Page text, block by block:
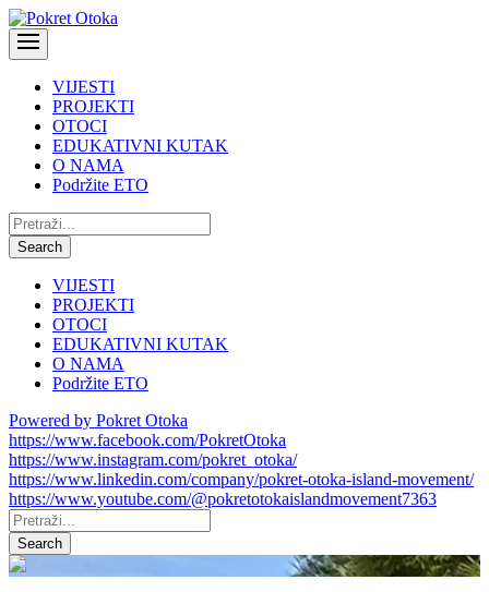
VIJESTI
PROJEKTI
OTOCI
EDUKATIVNI KUTAK
O NAMA
Podržite ETO
Pretraži:
Search
VIJESTI
PROJEKTI
OTOCI
EDUKATIVNI KUTAK
O NAMA
Podržite ETO
Powered by Pokret Otoka
https://www.facebook.com/PokretOtoka
https://www.instagram.com/pokret_otoka/
https://www.linkedin.com/company/pokret-otoka-island-movement/
https://www.youtube.com/@pokretotokaislandmovement7363
Pretraži:
Search